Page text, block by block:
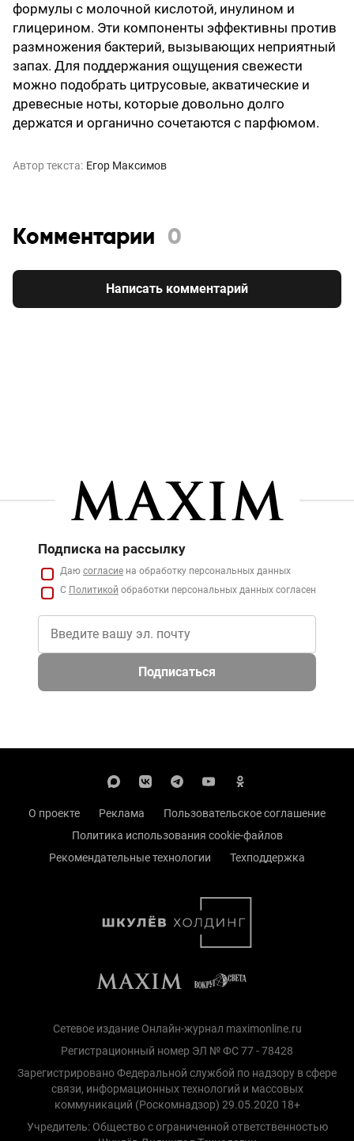
формулы с молочной кислотой, инулином и
глицерином. Эти компоненты эффективны против
размножения бактерий, вызывающих неприятный
запах. Для поддержания ощущения свежести
можно подобрать цитрусовые, акватические и
древесные ноты, которые довольно долго
держатся и органично сочетаются с парфюмом.
Автор текста: Егор Максимов
Комментарии 0
Написать комментарий
Подписка на рассылку
Даю согласие на обработку персональных данных
С Политикой обработки персональных данных согласен
Подписаться
О проекте Реклама
Пользовательское соглашение
Политика использования cookie-файлов
Рекомендательные технологии
Техподдержка
Сетевое издание Онлайн-журнал maximonline.ru
Регистрационный номер ЭЛ № ФС 77 - 78428
Зарегистрировано Федеральной службой по надзору в сфере
связи, информационных технологий и массовых
коммуникаций (Роскомнадзор) 29.05.2020 18+
Учредитель: Общество с ограниченной ответственностью